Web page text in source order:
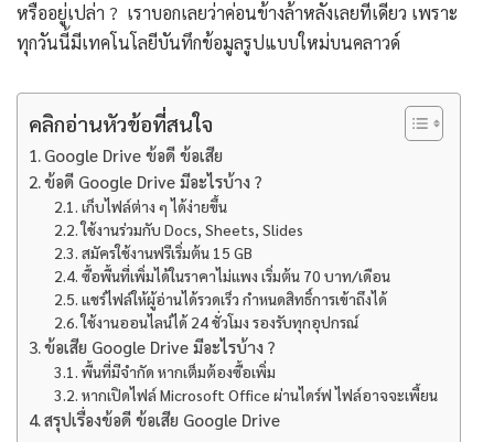
หรืออยู่เปล่า ? เราบอกเลยว่าค่อนข้างล้าหลังเลยทีเดียว เพราะ
ทุกวันนี้มีเทคโนโลยีบันทึกข้อมูลรูปแบบใหม่บนคลาวด์
คลิกอ่านหัวข้อที่สนใจ
Google Drive ข้อดี ข้อเสีย
ข้อดี Google Drive มีอะไรบ้าง ?
เก็บไฟล์ต่าง ๆ ได้ง่ายขึ้น
ใช้งานร่วมกับ Docs, Sheets, Slides
สมัครใช้งานฟรีเริ่มต้น 15 GB
ซื้อพื้นที่เพิ่มได้ในราคาไม่แพง เริ่มต้น 70 บาท/เดือน
แชร์ไฟล์ให้ผู้อ่านได้รวดเร็ว กำหนดสิทธิ์การเข้าถึงได้
ใช้งานออนไลน์ได้ 24 ชั่วโมง รองรับทุกอุปกรณ์
ข้อเสีย Google Drive มีอะไรบ้าง ?
พื้นที่มีจำกัด หากเต็มต้องซื้อเพิ่ม
หากเปิดไฟล์ Microsoft Office ผ่านไดร์ฟ ไฟล์อาจจะเพี้ยน
สรุปเรื่องข้อดี ข้อเสีย Google Drive